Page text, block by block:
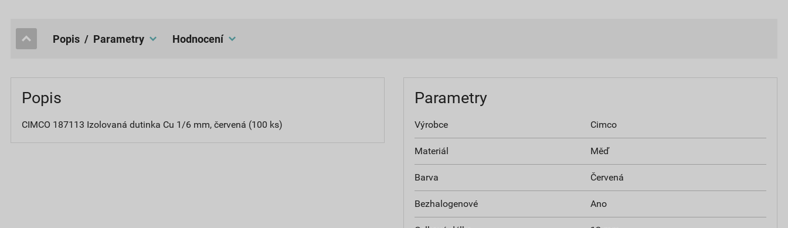
popis / Parametry hodnocení
Popis
CIMCO 187113 Izolovaná dutinka Cu 1/6 mm, červená (100 ks)
Parametry
Výrobce Cimco
Materiál Měď
Barva Červená
Bezhalogenové Ano